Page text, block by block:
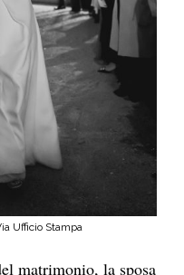
Ufficio Stampa
matrimonio, la sposa